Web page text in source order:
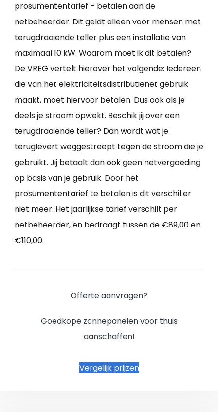
prosumententarief – betalen aan de
netbeheerder. Dit geldt alleen voor mensen met
terugdraaiende teller plus een installatie van
maximaal 10 kW. Waarom moet ik dit betalen?
De VREG vertelt hierover het volgende: Iedereen
die van het elektriciteitsdistributienet gebruik
maakt, moet hiervoor betalen. Dus ook als je
deels je stroom opwekt. Beschik jij over een
terugdraaiende teller? Dan wordt wat je
teruglevert weggestreept tegen de stroom die je
gebruikt. Jij betaalt dan ook geen netvergoeding
op basis van je gebruik. Door het
prosumententarief te betalen is dit verschil er
niet meer. Het jaarlijkse tarief verschilt per
netbeheerder, en bedraagt tussen de €89,00 en
€110,00.
Offerte aanvragen?
Goedkope zonnepanelen voor thuis
aanschaffen!
Vergelijk prijzen